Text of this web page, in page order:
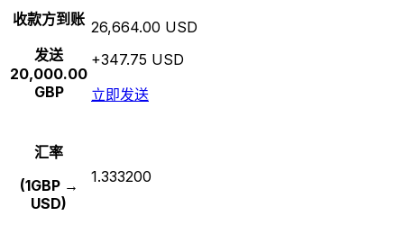
收款方到账
发送
20,000.00
GBP
26,664.00 USD
+347.75 USD
立即发送
汇率
(1GBP →
USD)
1.333200